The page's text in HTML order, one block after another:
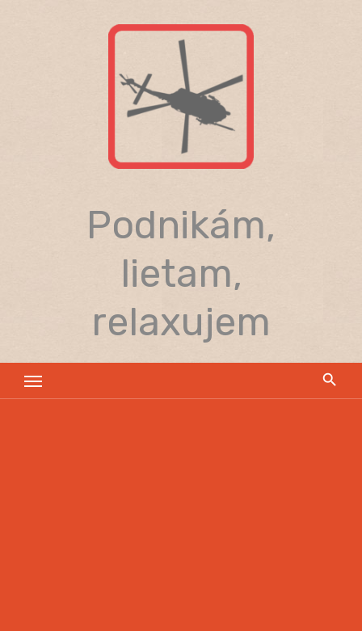
Podnikám,
lietam,
relaxujem